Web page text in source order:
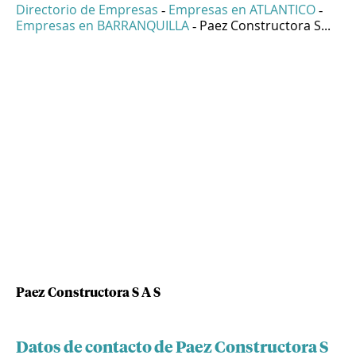
Directorio de Empresas - Empresas en ATLANTICO -
Empresas en BARRANQUILLA - Paez Constructora S...
Paez Constructora S A S
Datos de contacto de Paez Constructora S